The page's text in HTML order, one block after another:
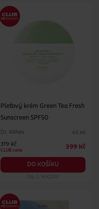
Pleťový krém Green Tea Fresh
Sunscreen SPF50
Dr. Althea 45 ml
319 Kč
CLUB cena
399 Kč
DO KOŠÍKU
Obj. č.: 1492200